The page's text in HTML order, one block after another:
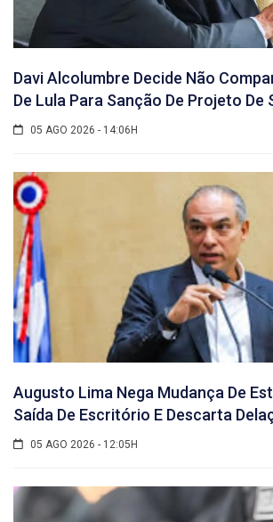
Davi Alcolumbre Decide Não
De Lula Para Sanção De Projeto De
05 AGO 2026 - 14:06H
Augusto Lima Nega Mudança De
Saída De Escritório E Descarta
05 AGO 2026 - 12:05H